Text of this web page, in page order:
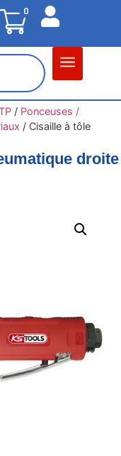
0
/ Ponceuses /
/ Cisaille à tôle